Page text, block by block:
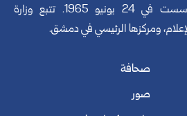
تأسست في 24 يونيو 1965. تتبع وزارة
ومركزها الرئيسي في دمشق.
صحافة
صور